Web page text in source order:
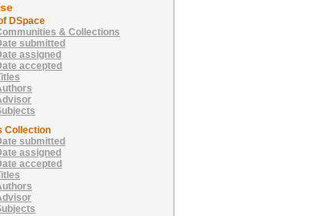
DSpace
& Collections
submitted
assigned
accepted
Collection
submitted
assigned
accepted